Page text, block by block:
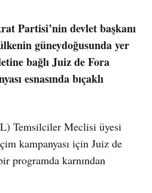
Partisi’nin devlet başkanı
güneydoğusunda yer
bağlı Juiz de Fora
esnasında bıçaklı
Temsilciler Meclisi üyesi
kampanyası için Juiz de
programda karnından